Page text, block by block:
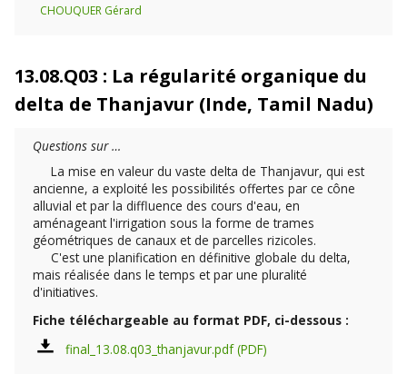
CHOUQUER Gérard
13.08.Q03 : La régularité organique du
delta de Thanjavur (Inde, Tamil Nadu)
Questions sur …
La mise en valeur du vaste delta de Thanjavur, qui est
ancienne, a exploité les possibilités offertes par ce cône
alluvial et par la diffluence des cours d'eau, en
aménageant l'irrigation sous la forme de trames
géométriques de canaux et de parcelles rizicoles.
C'est une planification en définitive globale du delta,
mais réalisée dans le temps et par une pluralité
d'initiatives.
Fiche téléchargeable au format PDF, ci-dessous :
final_13.08.q03_thanjavur.pdf